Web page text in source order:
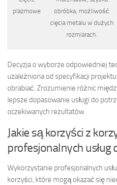
plazmowe
obróbka, możliwość
cięcia metalu w dużych
rozmiarach.
Decyzja o wyborze odpowiedniej
uzależniona od specyfikacji
obrabiać. Zrozumienie różnic
lepsze dopasowanie usługi do
oczekiwanych rezultatów.
Jakie są korzyści z
profesjonalnych usług
Wykorzystanie profesjonalnych
korzyści, które mogą okazać się